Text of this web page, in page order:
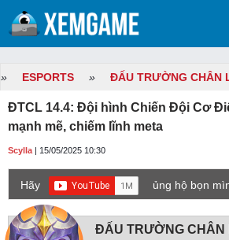
» ESPORTS » ĐẤU TRƯỜNG CHÂN
ĐTCL 14.4: Đội hình Chiến Đội Cơ
mạnh mẽ, chiếm lĩnh meta
Scylla | 15/05/2025 10:30
Hãy
ủng hộ bọn
game mới hơn nhé!
ĐẤU TRƯỜNG CHÂN